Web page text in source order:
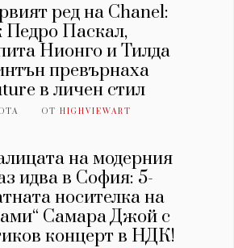
ред на Chanel:
Педро Паскал,
Нионго и Тилда
превърнаха
в личен стил
ОТHIGHVIEWART
на модерния
идва в София: 5-
носителка на
Самара Джой с
концерт в НДК!